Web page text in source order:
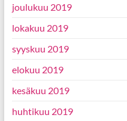
joulukuu 2019
lokakuu 2019
syyskuu 2019
elokuu 2019
kesäkuu 2019
huhtikuu 2019